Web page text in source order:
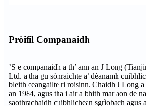
Pròifil Companaidh
’S e companaidh a th’ ann an J Long
Ltd. a tha gu sònraichte a’ dèanamh
bleith ceangailte ri roisinn. Chaidh J Long a
an 1984, agus tha i air a bhith mar aon de
saothrachaidh cuibhlichean sgrìobach agus